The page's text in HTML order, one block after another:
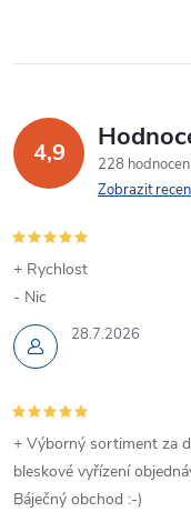
k
y
v
ý
p
i
s
u
4,9
228
Zobrazit
28.7.2026
+ Rychlost
- Nic
+ Výborný sortiment za
bleskové vyřízení
Báječný obchod :-)